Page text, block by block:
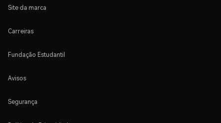
Site da marca
Carreiras
Fundação Estudantil
Avisos
Segurança